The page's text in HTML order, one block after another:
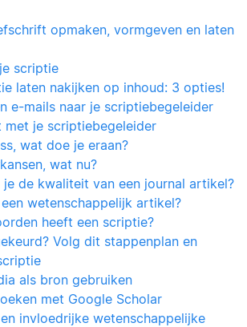
opmaken, vormgeven en laten
scriptie
laten nakijken op inhoud: 3 opties!
e-mails naar je scriptiebegeleider
met je scriptiebegeleider
wat doe je eraan?
wat nu?
je de kwaliteit van een journal artikel?
wetenschappelijk artikel?
heeft een scriptie?
Volg dit stappenplan en
als bron gebruiken
met Google Scholar
invloedrijke wetenschappelijke